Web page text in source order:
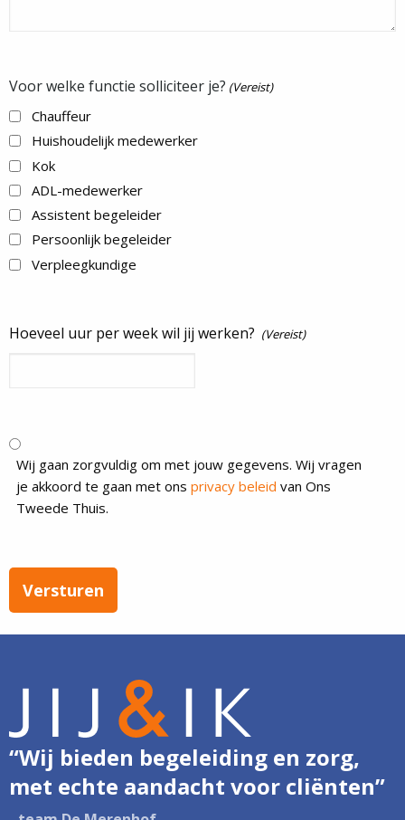
Voor welke functie solliciteer je? (Vereist)
Chauffeur
Huishoudelijk medewerker
Kok
ADL-medewerker
Assistent begeleider
Persoonlijk begeleider
Verpleegkundige
Hoeveel uur per week wil jij werken? (Vereist)
(Vereist)
Wij gaan zorgvuldig om met jouw gegevens. Wij vragen
je akkoord te gaan met ons privacy beleid van Ons
Tweede Thuis.
“Wij bieden begeleiding en zorg,
met echte aandacht voor cliënten”